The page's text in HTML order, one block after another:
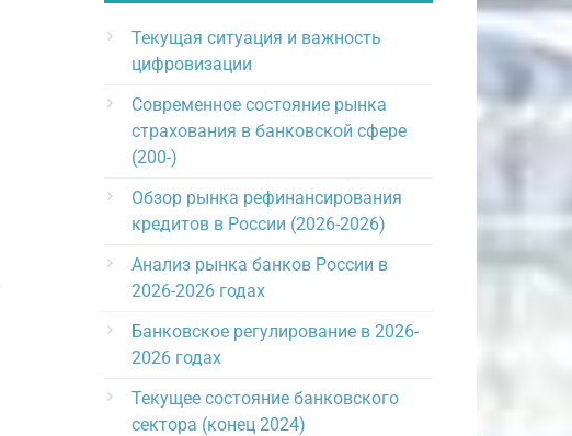
Текущая ситуация и важность
цифровизации
Современное состояние рынка
страхования в банковской сфере
(200-)
Обзор рынка рефинансирования
кредитов в России (2026-2026)
Анализ рынка банков России в
2026-2026 годах
Банковское регулирование в 2026-
2026 годах
Текущее состояние банковского
сектора (конец 2024)